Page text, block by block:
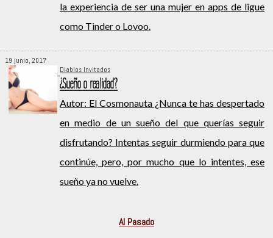
la experiencia de ser una mujer en apps de ligue
como Tinder o Lovoo.
19 junio, 2017
Diablos Invitados
¿Sueño o realidad?
Autor: El Cosmonauta ¿Nunca te has despertado
en medio de un sueño del que querías seguir
disfrutando? Intentas seguir durmiendo para que
continúe, pero, por mucho que lo intentes, ese
sueño ya no vuelve.
Al Pasado